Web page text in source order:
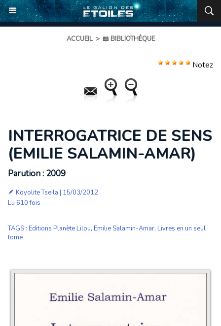
ACCUEIL > 📖 BIBLIOTHÈQUE
Notez
INTERROGATRICE DE SENS
(EMILIE SALAMIN-AMAR)
Parution : 2009
🪶 Koyolite Tseila | 15/03/2012
Lu 610 fois
TAGS : Editions Planète Lilou, Emilie Salamin-Amar, Livres en un seul
tome